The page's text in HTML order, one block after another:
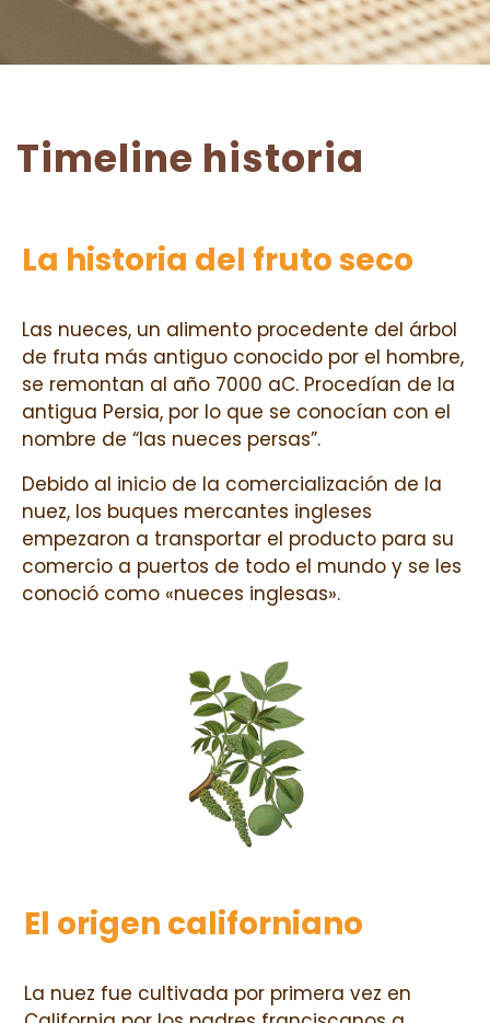
Timeline historia
La historia del fruto seco
Las nueces, un alimento procedente del árbol
de fruta más antiguo conocido por el hombre,
se remontan al año 7000 aC. Procedían de la
antigua Persia, por lo que se conocían con el
nombre de “las nueces persas”.
Debido al inicio de la comercialización de la
nuez, los buques mercantes ingleses
empezaron a transportar el producto para su
comercio a puertos de todo el mundo y se les
conoció como «nueces inglesas».
El origen californiano
La nuez fue cultivada por primera vez en